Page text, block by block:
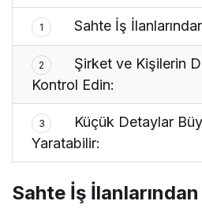
1 Sahte İş
2
Şirket ve Kişilerin
Kontrol Edin:
3
Küçük Detaylar
Yaratabilir:
Sahte İş